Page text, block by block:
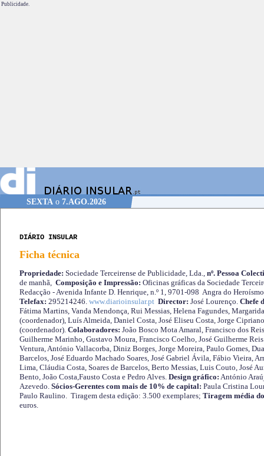
Publicidade.
SEXTA o 7.AGO.2026
DIÁRIO INSULAR
Ficha técnica
Propriedade: Sociedade Terceirense de Publicidade, Lda., nº. Pessoa
de manhã, Composição e Impressão: Oficinas gráficas da Sociedade
Redacção - Avenida Infante D. Henrique, n.º 1, 9701-098 Angra do
Telefax: 295214246. www.diarioinsular.pt Director: José Lourenço. Chefe
Fátima Martins, Vanda Mendonça, Rui Messias, Helena Fagundes,
(coordenador), Luís Almeida, Daniel Costa, José Eliseu Costa, Jorge
(coordenador). Colaboradores: João Bosco Mota Amaral, Francisco dos
Guilherme Marinho, Gustavo Moura, Francisco Coelho, José Guilherme
Ventura, António Vallacorba, Diniz Borges, Jorge Moreira, Paulo Gomes,
Barcelos, José Eduardo Machado Soares, José Gabriel Ávila, Fábio Vieira,
Lima, Cláudia Costa, Soares de Barcelos, Berto Messias, Luis Couto, José
Bento, João Costa,Fausto Costa e Pedro Alves. Design gráfico: António
Azevedo. Sócios-Gerentes com mais de 10% de capital: Paula Cristina
Paulo Raulino. Tiragem desta edição: 3.500 exemplares; Tiragem média
euros.